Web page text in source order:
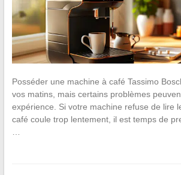
Posséder une machine à café Tassimo
vos matins, mais certains problèmes
expérience. Si votre machine refuse de lire
café coule trop lentement, il est temps de